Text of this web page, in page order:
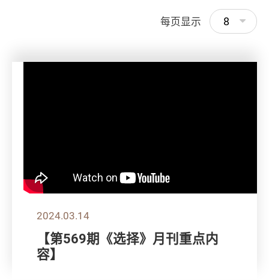
每页显示 8
2024.03.14
【第569期《选择》月刊重点内
容】